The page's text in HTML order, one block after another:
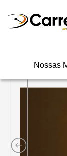
Nossas
Carrera